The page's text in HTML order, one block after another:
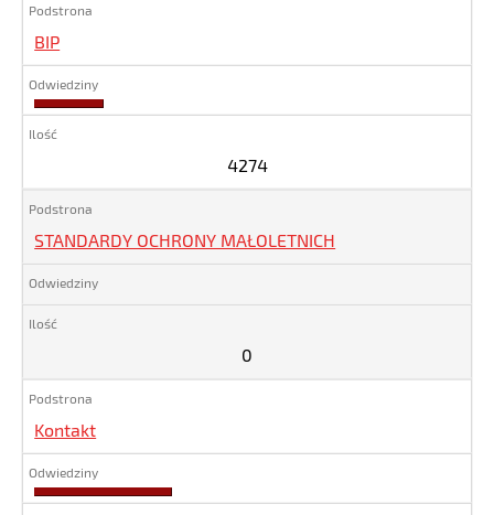
BIP
4274
4274
STANDARDY OCHRONY MAŁOLETNICH
0
Kontakt
8517